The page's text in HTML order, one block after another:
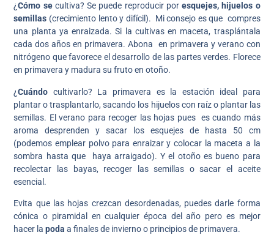
¿Cómo se cultiva? Se puede reproducir poresquejes, hijuelos o
semillas (crecimiento lento y difícil). Mi consejo es que compres
una planta ya enraizada. Si la cultivas en maceta, trasplántala
cada dos años en primavera. Abona en primavera y verano con
nitrógeno que favorece el desarrollo de las partes verdes. Florece
en primavera y madura su fruto en otoño.
¿Cuándo cultivarlo? La primavera es la estación ideal para
plantar o trasplantarlo, sacando los hijuelos con raíz o plantar las
semillas. El verano para recoger las hojas pues es cuando más
aroma desprenden y sacar los esquejes de hasta 50 cm
(podemos emplear polvo para enraizar y colocar la maceta a la
sombra hasta que haya arraigado). Y el otoño es bueno para
recolectar las bayas, recoger las semillas o sacar el aceite
esencial.
Evita que las hojas crezcan desordenadas, puedes darle forma
cónica o piramidal en cualquier época del año pero es mejor
hacer lapoda a finales de invierno o principios de primavera.